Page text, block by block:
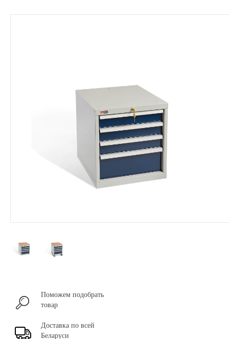
Поможем подобрать
товар
Доставка по всей
Беларуси